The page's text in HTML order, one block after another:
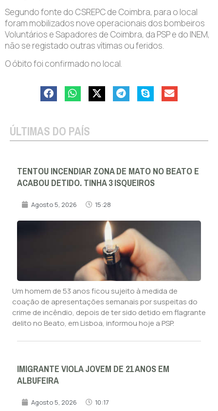
Segundo fonte do CSREPC de Coimbra, para o local
foram mobilizados nove operacionais dos bombeiros
Voluntários e Sapadores de Coimbra, da PSP e do INEM,
não se registado outras vítimas ou feridos.
O óbito foi confirmado no local.
ÚLTIMAS DO PAÍS
TENTOU INCENDIAR ZONA DE MATO NO BEATO E
ACABOU DETIDO. TINHA 3 ISQUEIROS
Agosto 5, 2026 15:28
Um homem de 53 anos ficou sujeito à medida de
coação de apresentações semanais por suspeitas do
crime de incêndio, depois de ter sido detido em flagrante
delito no Beato, em Lisboa, informou hoje a PSP.
IMIGRANTE VIOLA JOVEM DE 21 ANOS EM
ALBUFEIRA
Agosto 5, 2026 10:17